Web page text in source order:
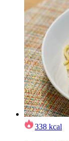
338 kcal